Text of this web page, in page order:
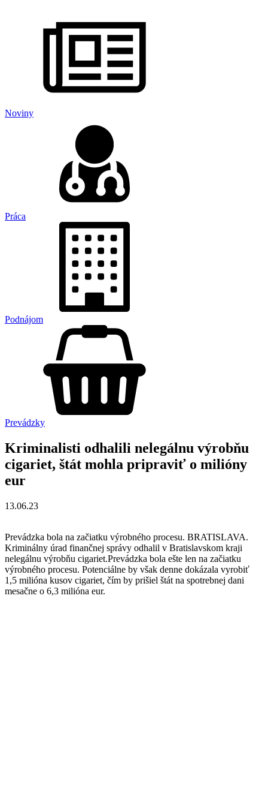
Noviny
Práca
Podnájom
Prevádzky
Kriminalisti odhalili nelegálnu výrobňu
cigariet, štát mohla pripraviť o milióny
eur
13.06.23
Prevádzka bola na začiatku výrobného procesu. BRATISLAVA.
Kriminálny úrad finančnej správy odhalil v Bratislavskom kraji
nelegálnu výrobňu cigariet.Prevádzka bola ešte len na začiatku
výrobného procesu. Potenciálne by však denne dokázala vyrobiť
1,5 milióna kusov cigariet, čím by prišiel štát na spotrebnej dani
mesačne o 6,3 milióna eur.